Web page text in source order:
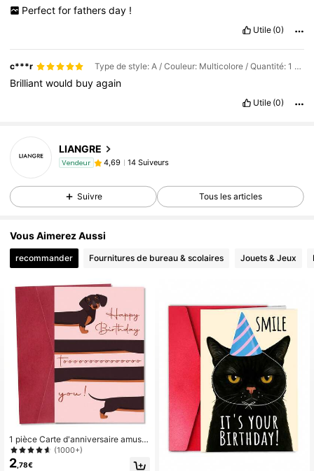
Perfect for fathers day !
Utile (0)
c***r Type de style: A / Couleur: Multicolore / Quantité: 1 Set
Brilliantwould buyagain
Utile (0)
LIANGRE
Vendeur 4,69 14 Suiveurs
Suivre Tous les articles
Vous Aimerez Aussi
recommander Fournitures de bureau & scolaires Jouets & Jeux
1 pièce Carte d'anniversaire amusa
nte de teckel avec enveloppe - Car
te de vœux en papier avec design d
e chiot unique, parfaite pour la famil
(1000+)
2 ,78€